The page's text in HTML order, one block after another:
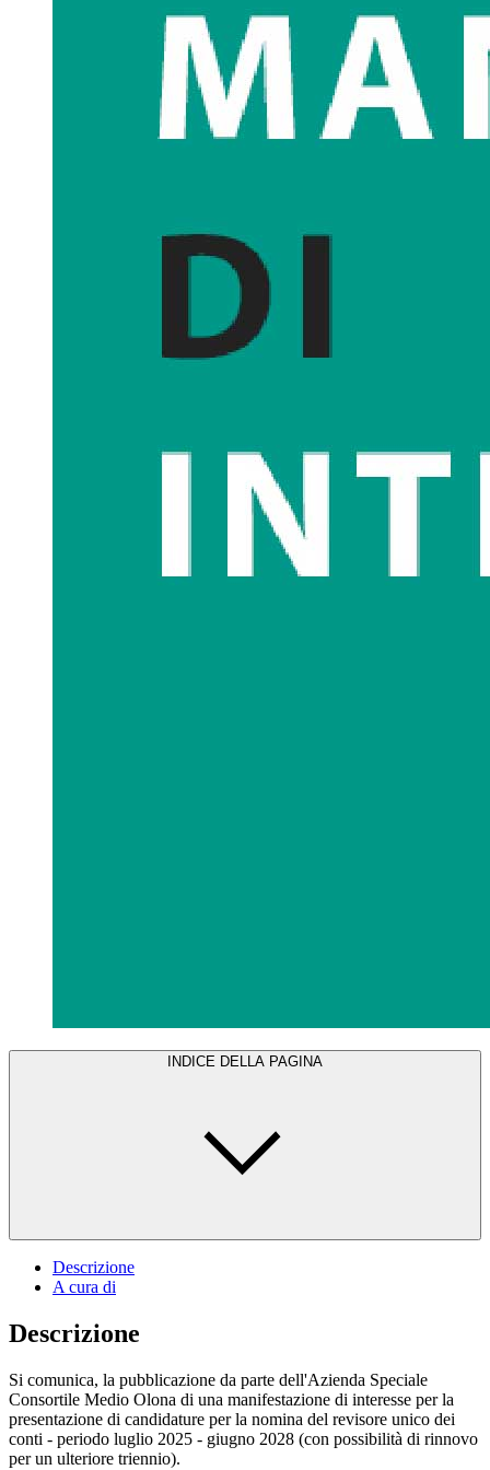
INDICE DELLA PAGINA
Descrizione
A cura di
Descrizione
Si comunica, la pubblicazione da parte dell'Azienda Speciale
Consortile Medio Olona di una manifestazione di interesse per la
presentazione di candidature per la nomina del revisore unico dei
conti - periodo luglio 2025 - giugno 2028 (con possibilità di rinnovo
per un ulteriore triennio).